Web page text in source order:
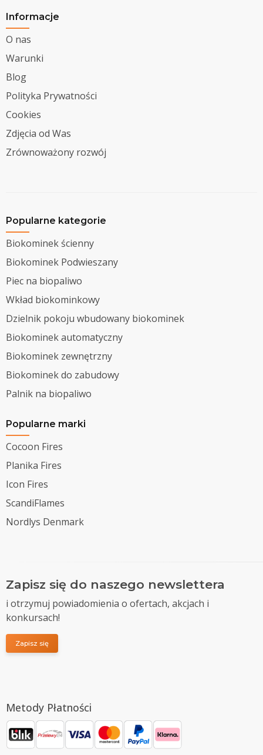
Informacje
O nas
Warunki
Blog
Polityka Prywatności
Cookies
Zdjęcia od Was
Zrównoważony rozwój
Popularne kategorie
Biokominek ścienny
Biokominek Podwieszany
Piec na biopaliwo
Wkład biokominkowy
Dzielnik pokoju wbudowany biokominek
Biokominek automatyczny
Biokominek zewnętrzny
Biokominek do zabudowy
Palnik na biopaliwo
Popularne marki
Cocoon Fires
Planika Fires
Icon Fires
ScandiFlames
Nordlys Denmark
Zapisz się do naszego newslettera
i otrzymuj powiadomienia o ofertach, akcjach i
konkursach!
Zapisz się
Metody Płatności